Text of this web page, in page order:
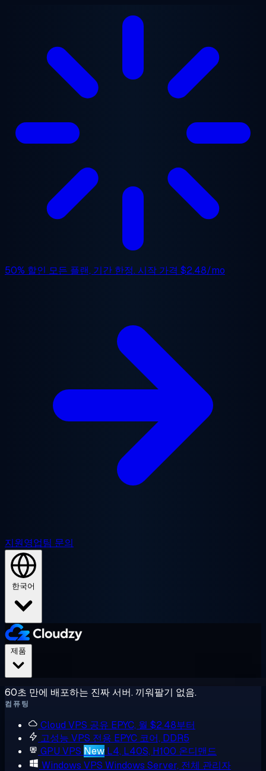
50% 할인 모든 플랜, 기간 한정. 시작 가격 $2.48/mo
지원영업팀 문의
한국어
60초 만에 배포하는 진짜 서버. 끼워팔기 없음.
컴퓨팅
Cloud VPS 공유 EPYC, 월 $2.48부터
고성능 VPS 전용 EPYC 코어, DDR5
GPU VPS New L4, L40S, H100 온디맨드
Windows VPS Windows Server, 전체 관리자